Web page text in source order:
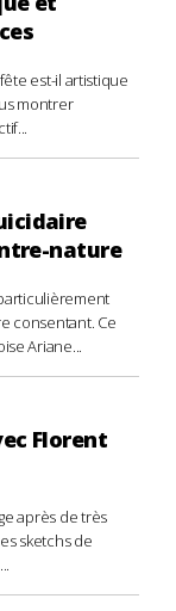
est-il artistique
montrer
nature
consentant. Ce
Ariane...
Florent
après de très
sketchs de